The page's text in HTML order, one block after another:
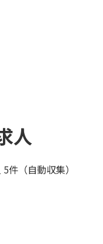
人
5件（自動収集）